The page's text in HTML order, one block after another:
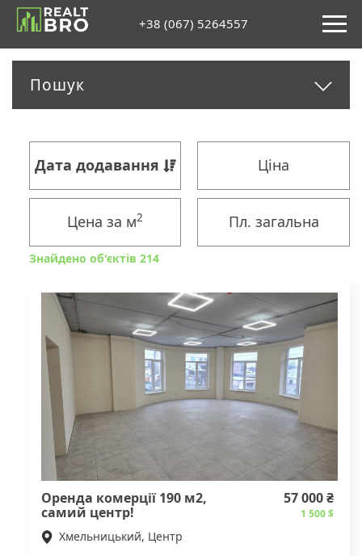
+38 (067) 5264557
Пошук
Дата додавання Ціна
Цена за м2 Пл. загальна
Знайдено об'єктів 214
Оренда комерції 190 м2,
самий центр!
57 000 ₴
1 500 $
Хмельницький, Центр